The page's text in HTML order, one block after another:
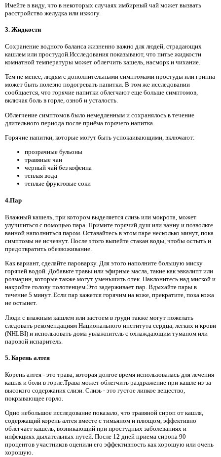
Имейте в виду, что в некоторых случаях имбирный чай может вызвать
расстройство желудка или изжогу.
3. Жидкости
Сохранение водного баланса жизненно важно для людей, страдающих
кашлем или простудой.Исследования показывают, что питье жидкости
комнатной температуры может облегчить кашель, насморк и чихание.
Тем не менее, людям с дополнительными симптомами простуды или гриппа
может быть полезно подогревать напитки. В том же исследовании
сообщается, что горячие напитки облегчают еще больше симптомов,
включая боль в горле, озноб и усталость.
Облегчение симптомов было немедленным и сохранялось в течение
длительного периода после приёма горячего напитка.
Горячие напитки, которые могут быть успокаивающими, включают:
прозрачные бульоны
травяные чаи
черный чай без кофеина
теплая вода
теплые фруктовые соки
4.Пар
Влажный кашель, при котором выделяется слизь или мокрота, может
улучшиться с помощью пара. Примите горячий душ или ванну и позвольте
ванной наполниться паром. Оставайтесь в этом паре несколько минут, пока
симптомы не исчезнут. После этого выпейте стакан воды, чтобы остыть и
предотвратить обезвоживание.
Как вариант, сделайте пароварку. Для этого наполните большую миску
горячей водой. Добавьте травы или эфирные масла, такие как эвкалипт или
розмарин, которые также могут уменьшить отек. Наклонитесь над миской и
накройте голову полотенцем.Это задерживает пар. Вдыхайте пары в
течение 5 минут. Если пар кажется горячим на коже, прекратите, пока кожа
не остынет.
Люди с влажным кашлем или застоем в груди также могут пожелать
следовать рекомендациям Национального института сердца, легких и крови
(NHLBI) и использовать дома увлажнитель с охлаждающим туманом или
паровой испаритель.
5. Корень алтея
Корень алтея - это трава, которая долгое время использовалась для лечения
кашля и боли в горле.Трава может облегчить раздражение при кашле из-за
высокого содержания слизи. Слизь - это густое липкое вещество,
покрывающее горло.
Одно небольшое исследование показало, что травяной сироп от кашля,
содержащий корень алтея вместе с тимьяном и плющом, эффективно
облегчает кашель, возникающий при простудных заболеваниях и
инфекциях дыхательных путей. После 12 дней приема сиропа 90
процентов участников оценили его эффективность как хорошую или очень
хорошую.